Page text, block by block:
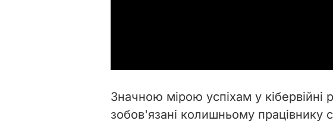
i
Значною мірою успіхам у кібервійні
зобов'язані колишньому